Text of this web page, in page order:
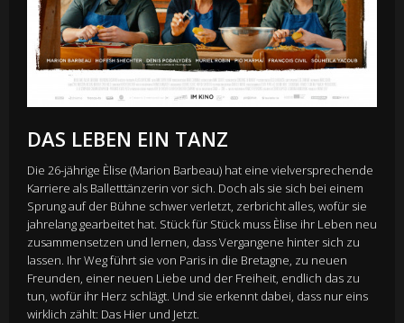
DAS LEBEN EIN TANZ
Die 26-jährige Èlise (Marion Barbeau) hat eine vielversprechende
Karriere als Balletttänzerin vor sich. Doch als sie sich bei einem
Sprung auf der Bühne schwer verletzt, zerbricht alles, wofür sie
jahrelang gearbeitet hat. Stück für Stück muss Èlise ihr Leben neu
zusammensetzen und lernen, dass Vergangene hinter sich zu
lassen. Ihr Weg führt sie von Paris in die Bretagne, zu neuen
Freunden, einer neuen Liebe und der Freiheit, endlich das zu
tun, wofür ihr Herz schlägt. Und sie erkennt dabei, dass nur eins
wirklich zählt: Das Hier und Jetzt.